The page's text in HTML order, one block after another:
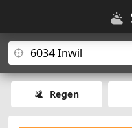
Regen